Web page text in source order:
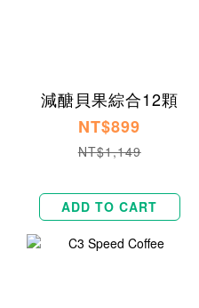
減醣貝果綜合12顆
NT$899
NT$1,149
ADD TO CART